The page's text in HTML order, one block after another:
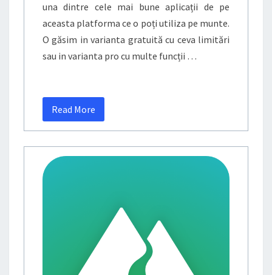
una dintre cele mai bune aplicații de pe
aceasta platforma ce o poți utiliza pe munte.
O găsim in varianta gratuită cu ceva limitări
sau in varianta pro cu multe funcții …
Read More